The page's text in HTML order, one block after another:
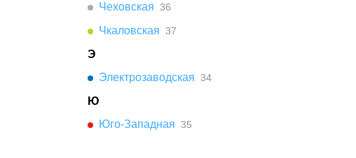
Чеховская 36
Чкаловская 37
Э
Электрозаводская 34
Ю
Юго-Западная 35